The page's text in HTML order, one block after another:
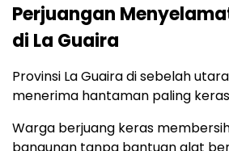
Perjuangan
di La Guaira
Provinsi La Guaira di sebelah
menerima hantaman paling
Warga berjuang keras